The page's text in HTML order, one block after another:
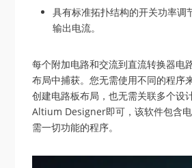
具有标准拓扑结构的开关功率调
输出电流。
每个附加电路和交流到直流转换器电
布局中捕获。您无需使用不同的程序
创建电路板布局，也无需关联多个设
Altium Designer即可，该软件包含
需一切功能的程序。